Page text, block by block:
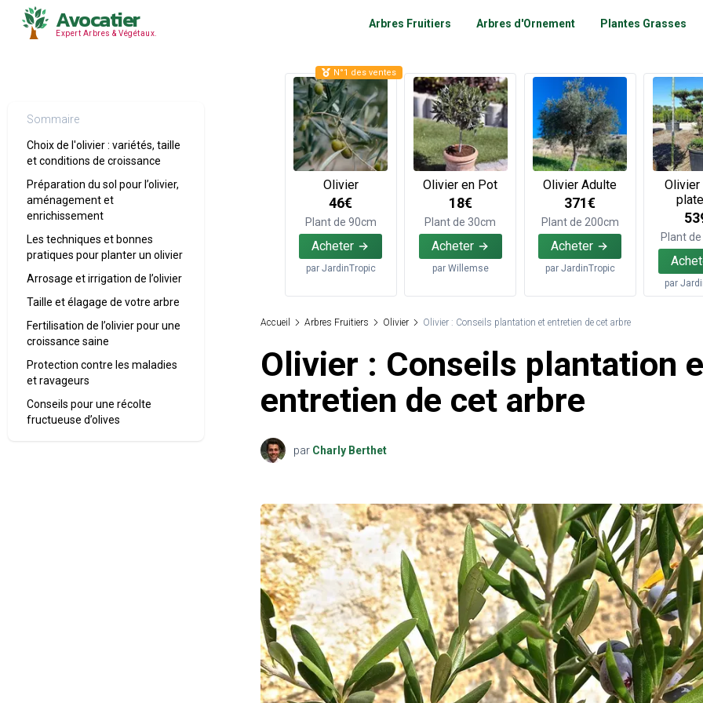
Avocatier
Expert Arbres & Végétaux.
Arbres Fruitiers Arbres d'Ornement Plantes Grasses
Sommaire
Choix de l'olivier : variétés, taille
et conditions de croissance
Préparation du sol pour l’olivier,
aménagement et
enrichissement
Les techniques et bonnes
pratiques pour planter un olivier
Arrosage et irrigation de l’olivier
Taille et élagage de votre arbre
Fertilisation de l’olivier pour une
croissance saine
Protection contre les maladies
et ravageurs
Conseils pour une récolte
fructueuse d’olives
Olivier
46€
Plant de 90cm
Acheter
par JardinTropic
N°1 des ventes
Olivier en Pot
18€
Plant de 30cm
Acheter
par Willemse
Olivier Adulte
371€
Plant de 200cm
Acheter
par JardinTropic
Plant
par
Accueil Arbres Fruitiers Olivier Olivier : Conseils plantation et entretien de cet arbre
Olivier : Conseils plantation
entretien de cet arbre
par Charly Berthet